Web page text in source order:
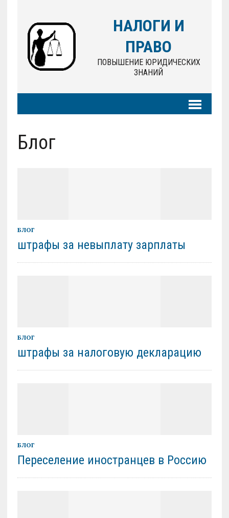
НАЛОГИ И
ПРАВО
ПОВЫШЕНИЕ ЮРИДИЧЕСКИХ
ЗНАНИЙ
Блог
БЛОГ
штрафы за невыплату зарплаты
БЛОГ
штрафы за налоговую декларацию
БЛОГ
Переселение иностранцев в Россию